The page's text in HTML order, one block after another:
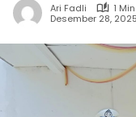
Ari Fadli
1
Desember 28, 2025